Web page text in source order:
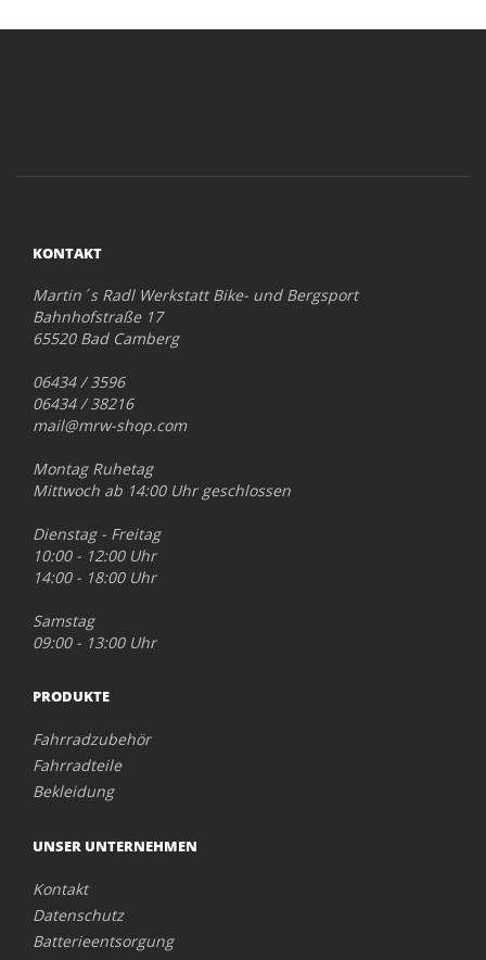
KONTAKT
Martin´s Radl Werkstatt Bike- und Bergsport
Bahnhofstraße 17
65520 Bad Camberg
06434 / 3596
06434 / 38216
mail@mrw-shop.com
Montag Ruhetag
Mittwoch ab 14:00 Uhr geschlossen
Dienstag - Freitag
10:00 - 12:00 Uhr
14:00 - 18:00 Uhr
Samstag
09:00 - 13:00 Uhr
PRODUKTE
Fahrradzubehör
Fahrradteile
Bekleidung
UNSER UNTERNEHMEN
Kontakt
Datenschutz
Batterieentsorgung